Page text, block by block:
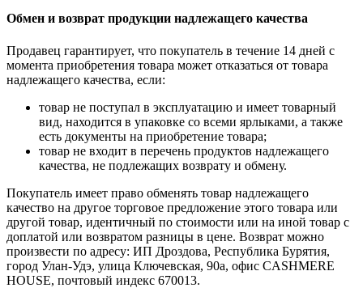
Обмен и возврат продукции надлежащего качества
Продавец гарантирует, что покупатель в течение 14 дней с
момента приобретения товара может отказаться от товара
надлежащего качества, если:
товар не поступал в эксплуатацию и имеет товарный
вид, находится в упаковке со всеми ярлыками, а также
есть документы на приобретение товара;
товар не входит в перечень продуктов надлежащего
качества, не подлежащих возврату и обмену.
Покупатель имеет право обменять товар надлежащего
качество на другое торговое предложение этого товара или
другой товар, идентичный по стоимости или на иной товар с
доплатой или возвратом разницы в цене. Возврат можно
произвести по адресу: ИП Дроздова, Республика Бурятия,
город Улан-Удэ, улица Ключевская, 90а, офис CASHMERE
HOUSE, почтовый индекс 670013.